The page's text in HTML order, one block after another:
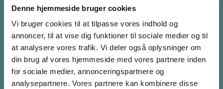
Denne hjemmeside bruger cookies
Vi bruger cookies til at tilpasse vores indhold og
annoncer, til at vise dig funktioner til sociale medier og til
at analysere vores trafik. Vi deler også oplysninger om
din brug af vores hjemmeside med vores partnere inden
for sociale medier, annonceringspartnere og
analysepartnere. Vores partnere kan kombinere disse
998 631
[kun til donationer]